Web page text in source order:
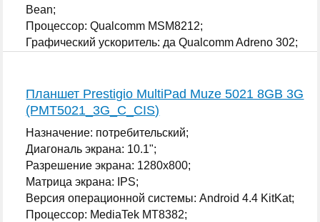
Bean;
Процессор: Qualcomm MSM8212;
Графический ускоритель: да Qualcomm Adreno 302;
Планшет Prestigio MultiPad Muze 5021 8GB 3G
(PMT5021_3G_C_CIS)
Назначение: потребительский;
Диагональ экрана: 10.1";
Разрешение экрана: 1280x800;
Матрица экрана: IPS;
Версия операционной системы: Android 4.4 KitKat;
Процессор: MediaTek MT8382;